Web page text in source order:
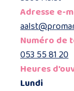
Adresse e-
Numéro de
053 55 81 20
Heures
Lundi